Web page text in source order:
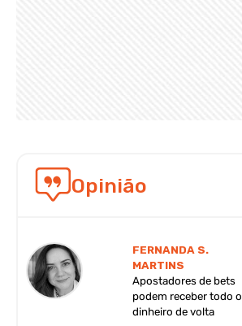
Opinião
FERNANDA S.
MARTINS
Apostadores de bets
podem receber todo o
dinheiro de volta